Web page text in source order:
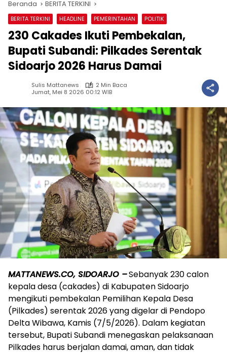
Beranda BERITA TERKINI
BERITA TERKINI HEADLINE PEMERINTAHAN POLITIK
230 Cakades Ikuti Pembekalan,
Bupati Subandi: Pilkades Serentak
Sidoarjo 2026 Harus Damai
Sulis Mattanews
2 Min Baca
Jumat, Mei 8 2026 00:12 WIB
MATTANEWS.CO, SIDOARJO –Sebanyak 230 calon
kepala desa (cakades) di Kabupaten Sidoarjo
mengikuti pembekalan Pemilihan Kepala Desa
(Pilkades) serentak 2026 yang digelar di Pendopo
Delta Wibawa, Kamis (7/5/2026). Dalam kegiatan
tersebut, Bupati Subandi menegaskan pelaksanaan
Pilkades harus berjalan damai, aman, dan tidak